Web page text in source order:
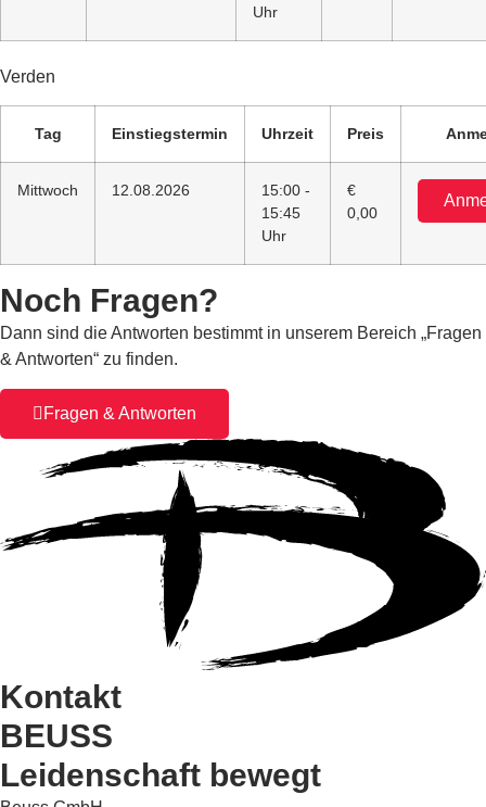
Uhr
Verden
Tag Einstiegstermin Uhrzeit Preis
Mittwoch 12.08.2026
15:00 -
15:45
Uhr
€
0,00
Noch Fragen?
Dann sind die Antworten bestimmt in unserem Bereich „Fragen
& Antworten“ zu finden.
Fragen & Antworten
Kontakt
BEUSS
Leidenschaft bewegt